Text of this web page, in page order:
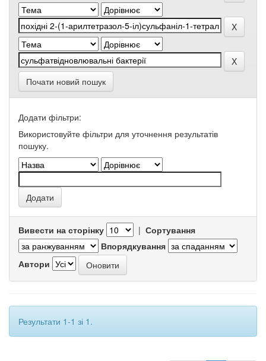
Почати новий пошук
Додати фільтри:
Використовуйте фільтри для уточнення результатів
пошуку.
Вивести на сторінку | Сортування
Впорядкування
Автори
Результати 1-1 зі 1.